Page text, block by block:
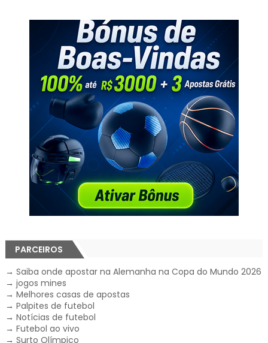
PARCEIROS
→ Saiba onde apostar na Alemanha na Copa do Mundo 2026
→ jogos mines
→ Melhores casas de apostas
→ Palpites de futebol
→ Notícias de futebol
→ Futebol ao vivo
→ Surto Olímpico